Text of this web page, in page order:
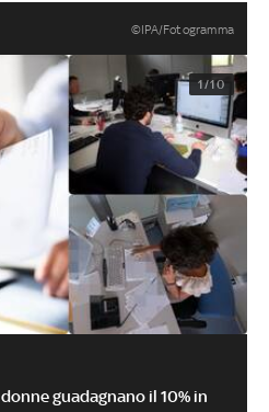
©IPA/Fotogramma
1/10
guadagnano il 10% in